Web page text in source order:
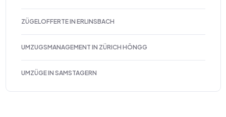
ZÜGELOFFERTE IN ERLINSBACH
UMZUGSMANAGEMENT IN ZÜRICH HÖNGG
UMZÜGE IN SAMSTAGERN